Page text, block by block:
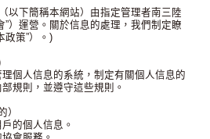
以下簡稱本網站）由指定管理者南三陸
”）運營。關於信息的處理，我們制定瞭
政策”）。)
個人信息的系統，制定有關個人信息的
規則，並遵守這些規則。
）
的個人信息。